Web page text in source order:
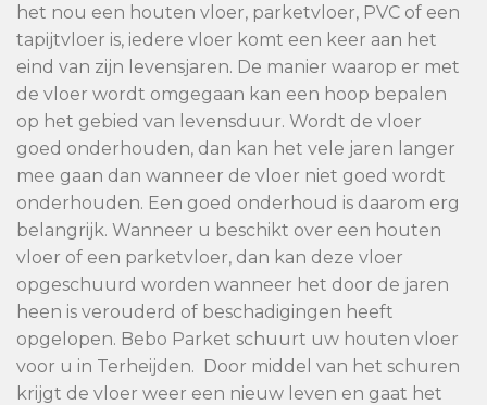
het nou een houten vloer, parketvloer, PVC of een
tapijtvloer is, iedere vloer komt een keer aan het
eind van zijn levensjaren. De manier waarop er met
de vloer wordt omgegaan kan een hoop bepalen
op het gebied van levensduur. Wordt de vloer
goed onderhouden, dan kan het vele jaren langer
mee gaan dan wanneer de vloer niet goed wordt
onderhouden. Een goed onderhoud is daarom erg
belangrijk. Wanneer u beschikt over een houten
vloer of een parketvloer, dan kan deze vloer
opgeschuurd worden wanneer het door de jaren
heen is verouderd of beschadigingen heeft
opgelopen. Bebo Parket schuurt uw houten vloer
voor u in Terheijden. Door middel van het schuren
krijgt de vloer weer een nieuw leven en gaat het